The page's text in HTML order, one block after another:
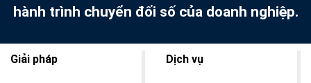
hành trình chuyển đổi số của doanh nghiệp.
Giải pháp Dịch vụ